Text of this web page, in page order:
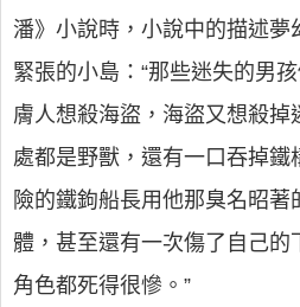
潘》小說時，小說中的描述夢
緊張的小島：“那些迷失的男
膚人想殺海盜，海盜又想殺掉
處都是野獸，還有一口吞掉鐵
險的鐵鉤船長用他那臭名昭著
體，甚至還有一次傷了自己的
角色都死得很慘。”